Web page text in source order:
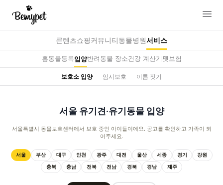
콘텐츠쇼핑커뮤니티동물병원서비스
홈동물등록입양반려동물 장소건강 계산기펫보험
보호소 입양 임시보호 이름 짓기
서울 유기견·유기동물 입양
서울특별시 동물보호센터에서 보호 중인 아이들이에요. 공고를 확인하고 가족이 되
어주세요.
서울 부산 대구 인천 광주 대전 울산 세종 경기 강원
충북 충남 전북 전남 경북 경남 제주